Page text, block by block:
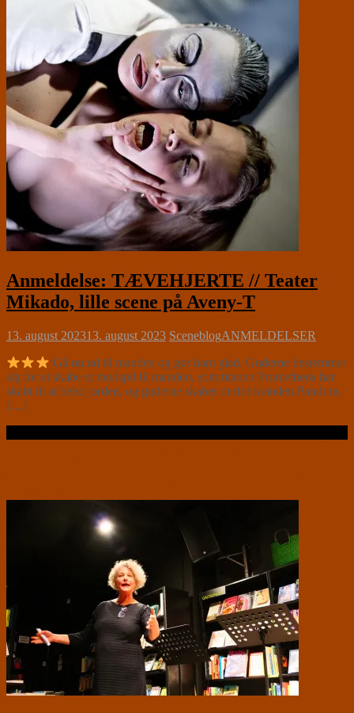
Anmeldelse: TÆVEHJERTE // Teater
Mikado, lille scene på Aveny-T
13. august 202313. august 2023 SceneblogANMELDELSER
Gå nu ud til manden og gør ham glad. Guderne bestemmer
sig for at skabe et modspil til manden, som titanen Prometheus har
skabt til at bebo jorden, og guderne skaber derfor kvinden Pandora.
[…]